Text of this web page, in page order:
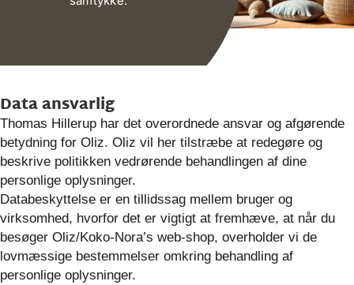
Data ansvarlig
Thomas Hillerup har det overordnede ansvar og afgørende
betydning for Oliz. Oliz vil her tilstræbe at redegøre og
beskrive politikken vedrørende behandlingen af dine
personlige oplysninger.
Databeskyttelse er en tillidssag mellem bruger og
virksomhed, hvorfor det er vigtigt at fremhæve, at når du
besøger Oliz/Koko-Nora’s web-shop, overholder vi de
lovmæssige bestemmelser omkring behandling af
personlige oplysninger.